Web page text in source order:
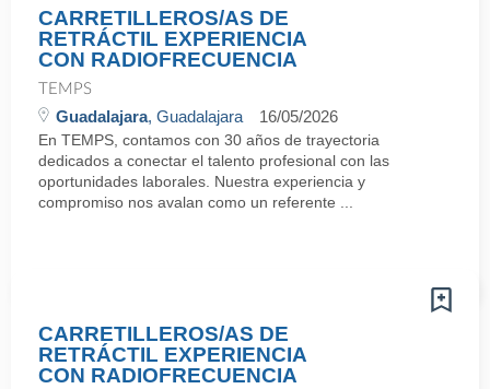
CARRETILLEROS/AS DE
RETRÁCTIL EXPERIENCIA
CON RADIOFRECUENCIA
TEMPS
Guadalajara, Guadalajara 16/05/2026
En TEMPS, contamos con 30 años de trayectoria
dedicados a conectar el talento profesional con las
oportunidades laborales. Nuestra experiencia y
compromiso nos avalan como un referente ...
CARRETILLEROS/AS DE
RETRÁCTIL EXPERIENCIA
CON RADIOFRECUENCIA